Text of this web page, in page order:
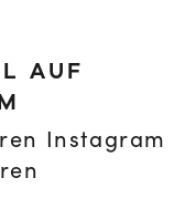
AUF
Instagram